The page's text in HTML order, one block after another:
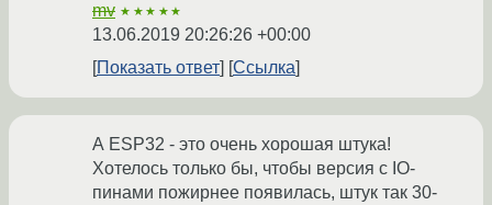
mv ★★★★★
13.06.2019 20:26:26 +00:00
Показать ответ
Ссылка
А ESP32 - это очень хорошая штука!
Хотелось только бы, чтобы версия с IO-
пинами пожирнее появилась, штук так 30-